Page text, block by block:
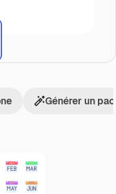
Générer un